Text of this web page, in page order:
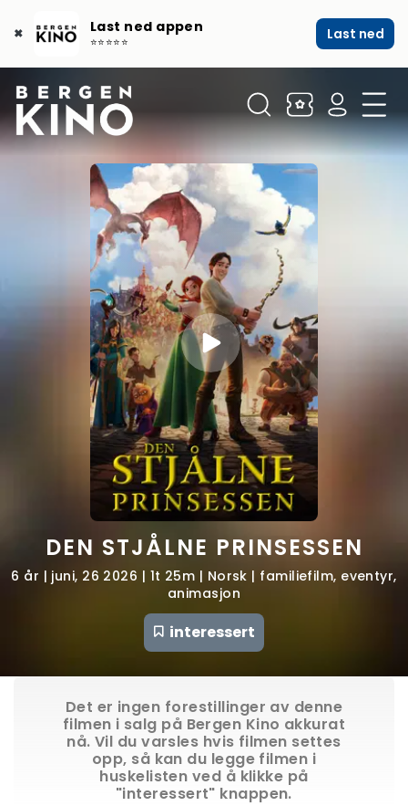
✖ Last ned appen
⭐⭐⭐⭐⭐ Last ned
DEN STJÅLNE PRINSESSEN
6 år | juni, 26 2026 | 1t 25m | Norsk | familiefilm, eventyr,
animasjon
interessert
Det er ingen forestillinger av denne
filmen i salg på Bergen Kino akkurat
nå. Vil du varsles hvis filmen settes
opp, så kan du legge filmen i
huskelisten ved å klikke på
"interessert" knappen.